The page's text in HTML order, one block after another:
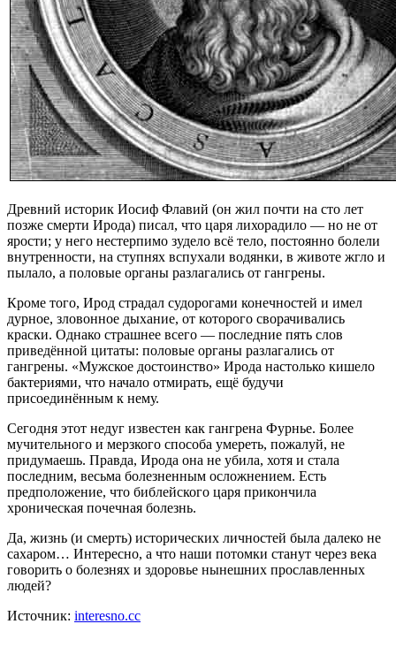
Древний историк Иосиф Флавий (он жил почти на сто лет
позже смерти Ирода) писал, что царя лихорадило — но не от
ярости; у него нестерпимо зудело всё тело, постоянно болели
внутренности, на ступнях вспухали водянки, в животе жгло и
пылало, а половые органы разлагались от гангрены.
Кроме того, Ирод страдал судорогами конечностей и имел
дурное, зловонное дыхание, от которого сворачивались
краски. Однако страшнее всего — последние пять слов
приведённой цитаты: половые органы разлагались от
гангрены. «Мужское достоинство» Ирода настолько кишело
бактериями, что начало отмирать, ещё будучи
присоединённым к нему.
Сегодня этот недуг известен как гангрена Фурнье. Более
мучительного и мерзкого способа умереть, пожалуй, не
придумаешь. Правда, Ирода она не убила, хотя и стала
последним, весьма болезненным осложнением. Есть
предположение, что библейского царя прикончила
хроническая почечная болезнь.
Да, жизнь (и смерть) исторических личностей была далеко не
сахаром… Интересно, а что наши потомки станут через века
говорить о болезнях и здоровье нынешних прославленных
людей?
Источник: interesno.cc